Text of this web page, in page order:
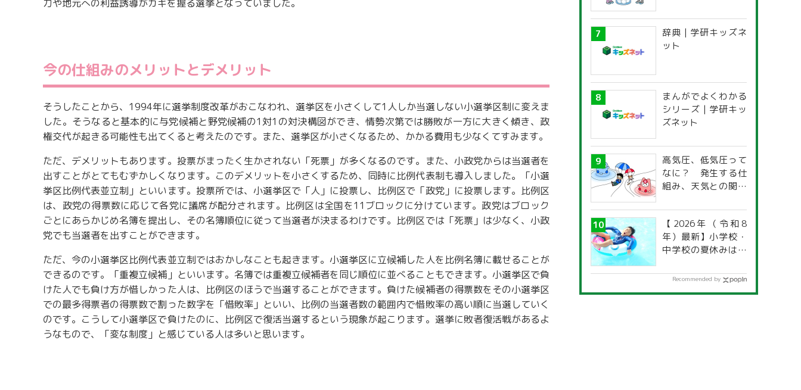
力や地元への利益誘導がカギを握る選挙となっていました。
今の仕組みのメリットとデメリット
そうしたことから、1994年に選挙制度改革がおこなわれ、選挙区を小さくして1人しか当選しない小選挙区制に変えま
した。そうなると基本的に与党候補と野党候補の1対1の対決構図ができ、情勢次第では勝敗が一方に大きく傾き、政
権交代が起きる可能性も出てくると考えたのです。また、選挙区が小さくなるため、かかる費用も少なくてすみます。
ただ、デメリットもあります。投票がまったく生かされない「死票」が多くなるのです。また、小政党からは当選者を
出すことがとてもむずかしくなります。このデメリットを小さくするため、同時に比例代表制も導入しました。「小選
挙区比例代表並立制」といいます。投票所では、小選挙区で「人」に投票し、比例区で「政党」に投票します。比例区
は、政党の得票数に応じて各党に議席が配分されます。比例区は全国を11ブロックに分けています。政党はブロック
ごとにあらかじめ名簿を提出し、その名簿順位に従って当選者が決まるわけです。比例区では「死票」は少なく、小政
党でも当選者を出すことができます。
ただ、今の小選挙区比例代表並立制ではおかしなことも起きます。小選挙区に立候補した人を比例名簿に載せることが
できるのです。「重複立候補」といいます。名簿では重複立候補者を同じ順位に並べることもできます。小選挙区で負
けた人でも負け方が惜しかった人は、比例区のほうで当選することができます。負けた候補者の得票数をその小選挙区
での最多得票者の得票数で割った数字を「惜敗率」といい、比例の当選者数の範囲内で惜敗率の高い順に当選していく
のです。こうして小選挙区で負けたのに、比例区で復活当選するという現象が起こります。選挙に敗者復活戦があるよ
うなもので、「変な制度」と感じている人は多いと思います。
辞典 | 学研キッズネ
ット
まんがでよくわかる
シリーズ | 学研キッ
ズネット
高気圧、低気圧って
なに？ 発生する仕
組み、天気との関係
【2026年（令和8
年）最新】小学校・
中学校の夏休みはい
道府県別「夏季休暇
Recommended by